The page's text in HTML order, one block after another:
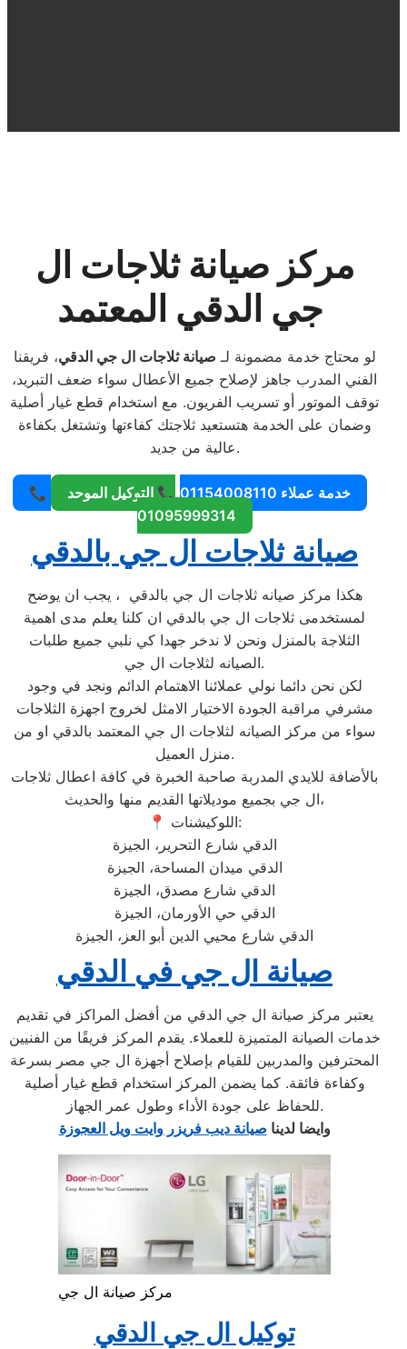
مركز صيانة ثلاجات ال
لو محتاج خدمة مضمونة لـ صيانة ثلاجات ال جي الدقي، فريقنا
الفني المدرب جاهز لإصلاح جميع الأعطال سواء ضعف التبريد،
توقف الموتور أو تسريب الفريون. مع استخدام قطع غيار أصلية
وضمان على الخدمة هتستعيد ثلاجتك كفاءتها وتشتغل بكفاءة
عالية من جديد.
📞 خدمة عملاء 01154008110
📞 التوكيل الموحد
01095999314
صيانة ثلاجات ال جي بالدقي
هكذا مركز صيانه ثلاجات ال جي بالدقي ، يجب ان يوضح
لمستخدمى ثلاجات ال جي بالدقي ان كلنا يعلم مدى اهمية
الثلاجة بالمنزل ونحن لا ندخر جهدا كي نلبي جميع طلبات
الصيانه لثلاجات ال جي.
لكن نحن دائما نولي عملائنا الاهتمام الدائم ونجد في وجود
مشرفي مراقبة الجودة الاختيار الامثل لخروج اجهزة الثلاجات
سواء من مركز الصيانه لثلاجات ال جي المعتمد بالدقي او من
منزل العميل.
بالأضافة للايدي المدربة صاحبة الخبرة في كافة اعطال ثلاجات
ال جي بجميع موديلاتها القديم منها والحديث،
📍 اللوكيشنات:
الدقي شارع التحرير، الجيزة
الدقي ميدان المساحة، الجيزة
الدقي شارع مصدق، الجيزة
الدقي حي الأورمان، الجيزة
الدقي شارع محيي الدين أبو العز، الجيزة
صيانة ال جي في الدقي
يعتبر مركز صيانة ال جي الدقي من أفضل المراكز في تقديم
خدمات الصيانة المتميزة للعملاء. يقدم المركز فريقًا من الفنيين
المحترفين والمدربين للقيام بإصلاح أجهزة ال جي مصر بسرعة
وكفاءة فائقة. كما يضمن المركز استخدام قطع غيار أصلية
للحفاظ على جودة الأداء وطول عمر الجهاز.
وايضا لدينا صيانة ديب فريزر وايت ويل العجوزة
مركز صيانة ال جي
توكيل ال جي الدقي